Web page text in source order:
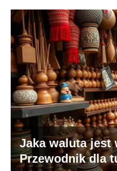
Jaka waluta jest
Przewodnik dla